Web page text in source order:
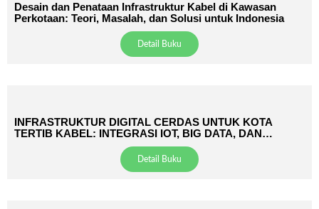
Desain dan Penataan Infrastruktur Kabel di Kawasan
Perkotaan: Teori, Masalah, dan Solusi untuk Indonesia
Detail Buku
INFRASTRUKTUR DIGITAL CERDAS UNTUK KOTA
TERTIB KABEL: INTEGRASI IOT, BIG DATA, DAN
MANAJEMEN ASET PERKOTAAN
Detail Buku